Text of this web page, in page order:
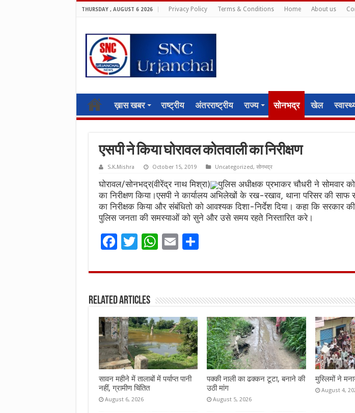
THURSDAY , AUGUST 6 2026 Privacy Policy Terms & Conditions Home About us
ख़ास खबर राष्ट्रीय अंतरराष्ट्रीय राज्य सोनभद्र खेल
एसपी ने किया घोरावल कोतवाली का निरीक्षण
S.K.Mishra October 15, 2019 Uncategorized, सोनभद्र
घोरावल/सोनभद्र(वीरेंद्र नाथ मिश्रा)
पुलिस अधीक्षक प्रभाकर चौधरी ने सोमवार
का निरीक्षण किया।एसपी ने कार्यालय अभिलेखों के रख-रखाव, थाना परिसर की
का निरीक्षक किया और संबंधितो को आवश्यक दिशा-निर्देश दिया। कहा कि सरकार
पुलिस जनता की समस्याओं को सुने और उसे समय रहते निस्तारित करे।
F
ce
o
o
k
T
it
r
W
at
A
p
p
E
ai
S
ar
Related Articles
सावन महीने में तालाबों में पर्याप्त पानी
नहीं, ग्रामीण चिंतित
August 6, 2026
पक्की नाली का ढक्कन टूटा, बनाने की
उठी मांग
August 5, 2026
मुस्लिमों ने
August 4,